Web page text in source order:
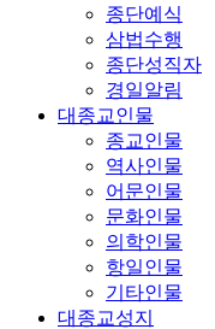
종단예식
삼법수행
종단성직자
경일알림
대종교인물
종교인물
역사인물
어문인물
문화인물
의학인물
항일인물
기타인물
대종교성지